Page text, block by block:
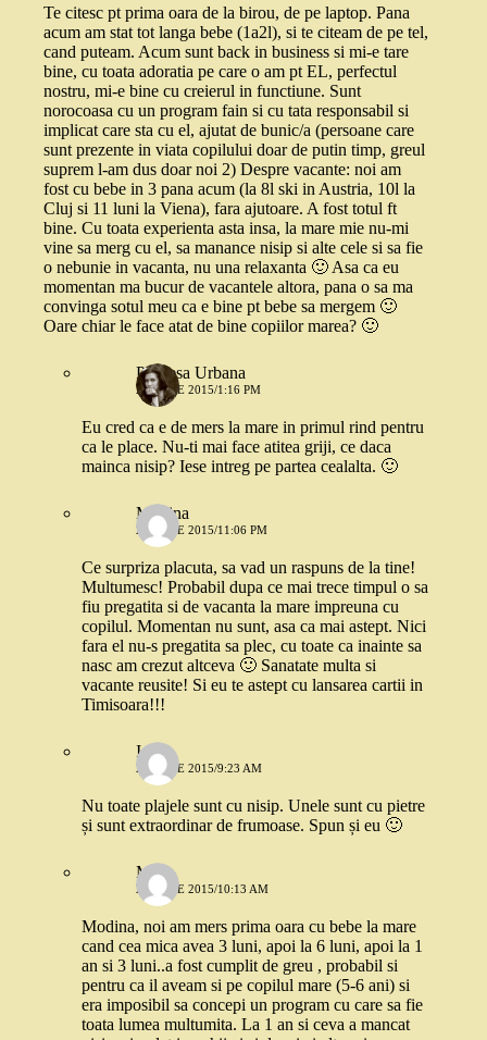
Te citesc pt prima oara de la birou, de pe laptop. Pana
acum am stat tot langa bebe (1a2l), si te citeam de pe tel,
cand puteam. Acum sunt back in business si mi-e tare
bine, cu toata adoratia pe care o am pt EL, perfectul
nostru, mi-e bine cu creierul in functiune. Sunt
norocoasa cu un program fain si cu tata responsabil si
implicat care sta cu el, ajutat de bunic/a (persoane care
sunt prezente in viata copilului doar de putin timp, greul
suprem l-am dus doar noi 2) Despre vacante: noi am
fost cu bebe in 3 pana acum (la 8l ski in Austria, 10l la
Cluj si 11 luni la Viena), fara ajutoare. A fost totul ft
bine. Cu toata experienta asta insa, la mare mie nu-mi
vine sa merg cu el, sa manance nisip si alte cele si sa fie
o nebunie in vacanta, nu una relaxanta 🙂 Asa ca eu
momentan ma bucur de vacantele altora, pana o sa ma
convinga sotul meu ca e bine pt bebe sa mergem 🙂
Oare chiar le face atat de bine copiilor marea? 🙂
Printesa Urbana
21 IULIE 2015/1:16 PM
Eu cred ca e de mers la mare in primul rind pentru
ca le place. Nu-ti mai face atitea griji, ce daca
mainca nisip? Iese intreg pe partea cealalta. 🙂
Modina
21 IULIE 2015/11:06 PM
Ce surpriza placuta, sa vad un raspuns de la tine!
Multumesc! Probabil dupa ce mai trece timpul o sa
fiu pregatita si de vacanta la mare impreuna cu
copilul. Momentan nu sunt, asa ca mai astept. Nici
fara el nu-s pregatita sa plec, cu toate ca inainte sa
nasc am crezut altceva 🙂 Sanatate multa si
vacante reusite! Si eu te astept cu lansarea cartii in
Timisoara!!!
Ioana
22 IULIE 2015/9:23 AM
Nu toate plajele sunt cu nisip. Unele sunt cu pietre
și sunt extraordinar de frumoase. Spun și eu 🙂
Meg
22 IULIE 2015/10:13 AM
Modina, noi am mers prima oara cu bebe la mare
cand cea mica avea 3 luni, apoi la 6 luni, apoi la 1
an si 3 luni..a fost cumplit de greu , probabil si
pentru ca il aveam si pe copilul mare (5-6 ani) si
era imposibil sa concepi un program cu care sa fie
toata lumea multumita. La 1 an si ceva a mancat